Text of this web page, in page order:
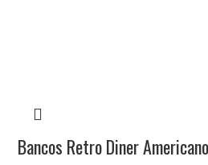
Bancos Retro Diner Americano